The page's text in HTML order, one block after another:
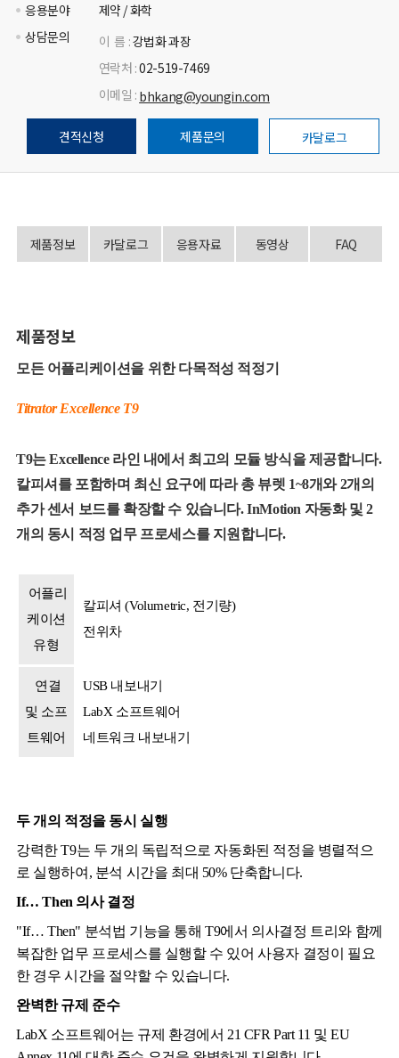
응용분야
제약 / 화학
상담문의
이 름 :강법화 과장
연락처 :02-519-7469
이메일 : bhkang@youngin.com
견적신청 제품문의 카달로그
제품정보 카달로그 응용자료 동영상 FAQ
제품정보
모든 어플리케이션을 위한 다목적성 적정기
Titrator Excellence T9
T9는 Excellence 라인 내에서 최고의 모듈 방식을 제공합니다.
칼피셔를 포함하며 최신 요구에 따라 총 뷰렛 1~8개와 2개의
추가 센서 보드를 확장할 수 있습니다. InMotion 자동화 및 2
개의 동시 적정 업무 프로세스를 지원합니다.
어플리
케이션
유형
칼피셔 (Volumetric, 전기량)
전위차
연결
및 소프
트웨어
USB 내보내기
LabX 소프트웨어
네트워크 내보내기
두 개의 적정을 동시 실행
강력한 T9는 두 개의 독립적으로 자동화된 적정을 병렬적으
로 실행하여, 분석 시간을 최대 50% 단축합니다.
If… Then 의사 결정
"If… Then" 분석법 기능을 통해 T9에서 의사결정 트리와 함께
복잡한 업무 프로세스를 실행할 수 있어 사용자 결정이 필요
한 경우 시간을 절약할 수 있습니다.
완벽한 규제 준수
LabX 소프트웨어는 규제 환경에서 21 CFR Part 11 및 EU